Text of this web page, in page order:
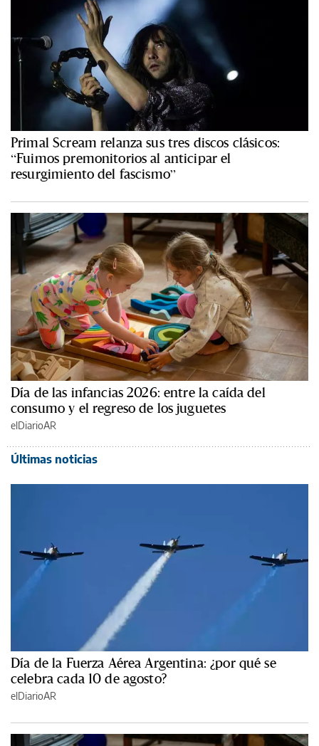
Primal Scream relanza sus tres discos clásicos:
“Fuimos premonitorios al anticipar el
resurgimiento del fascismo”
Día de las infancias 2026: entre la caída del
consumo y el regreso de los juguetes
elDiarioAR
Últimas noticias
Día de la Fuerza Aérea Argentina: ¿por qué se
celebra cada 10 de agosto?
elDiarioAR